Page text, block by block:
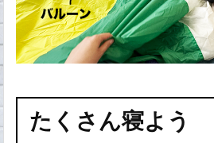
たくさん寝よう